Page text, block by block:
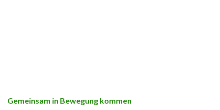
Gemeinsam in Bewegung kommen